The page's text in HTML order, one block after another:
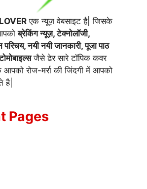
एक न्यूज़ वेबसाइट है| जिसके
ब्रेकिंग न्यूज़, टेक्नोलॉजी,
नयी नयी जानकारी, पूजा पाठ
जैसे ढेर सारे टॉपिक कवर
रोज-मर्रा की जिंदगी में आपको
है|
Pages